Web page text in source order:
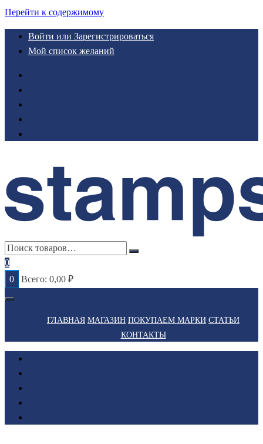
Перейти к содержимому
Войти или Зарегистрироваться
Мой список желаний
0
0
Всего: 0,00 ₽
ГЛАВНАЯ МАГАЗИН ПОКУПАЕМ МАРКИ СТАТЬИ
КОНТАКТЫ